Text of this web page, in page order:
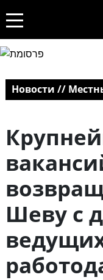
Новости //
Шеву с